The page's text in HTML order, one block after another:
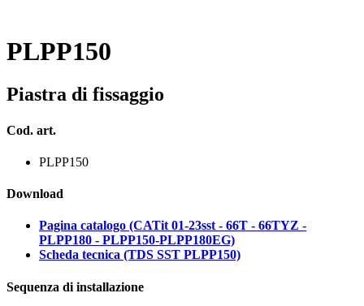
PLPP150
Piastra di fissaggio
Cod. art.
PLPP150
Download
Pagina catalogo (CATit 01-23sst - 66T - 66TYZ -
PLPP180 - PLPP150-PLPP180EG)
Scheda tecnica (TDS SST PLPP150)
Sequenza di installazione